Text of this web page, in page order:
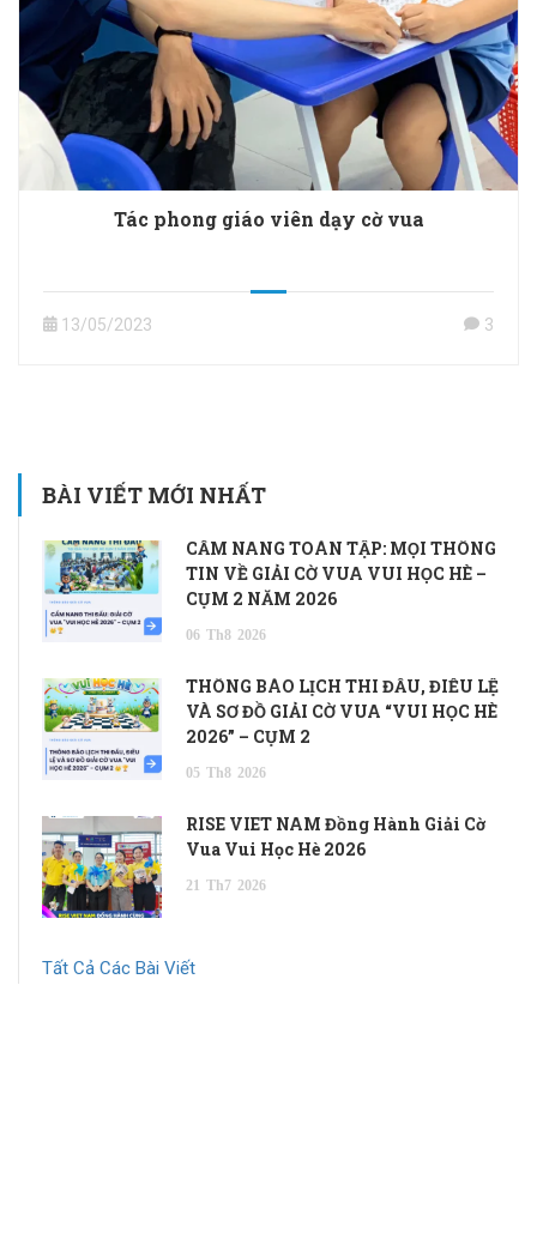
Tác phong giáo viên dạy cờ vua
13/05/2023 3
BÀI VIẾT MỚI NHẤT
CẨM NANG TOÀN TẬP: MỌI THÔNG
TIN VỀ GIẢI CỜ VUA VUI HỌC HÈ –
CỤM 2 NĂM 2026
06 Th8 2026
THÔNG BÁO LỊCH THI ĐẤU, ĐIỀU LỆ
VÀ SƠ ĐỒ GIẢI CỜ VUA “VUI HỌC HÈ
2026” – CỤM 2
05 Th8 2026
RISE VIET NAM Đồng Hành Giải Cờ
Vua Vui Học Hè 2026
21 Th7 2026
Tất Cả Các Bài Viết